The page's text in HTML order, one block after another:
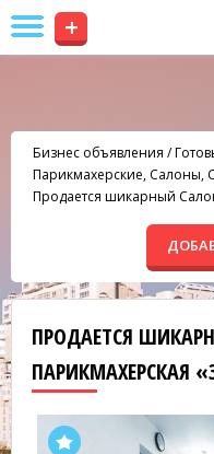
+
Бизнес объявления /
Парикмахерские, Салоны,
Продается шикарный
ПРОДАЕТСЯ
ПАРИКМАХЕРСКАЯ